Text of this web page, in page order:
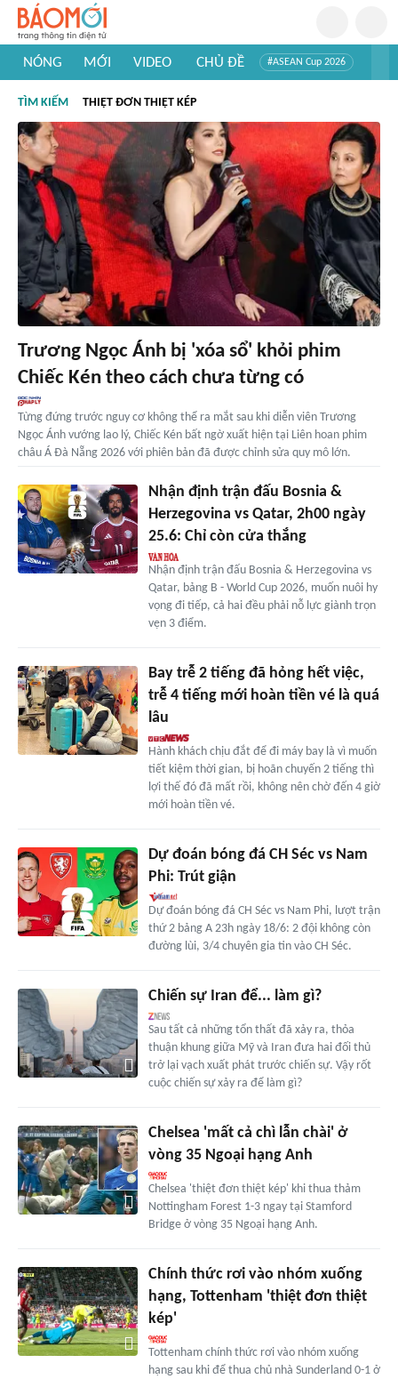
NÓNG MỚI VIDEO CHỦ ĐỀ #ASEAN Cup 2026
#Khám phá thế giới
TÌM KIẾM THIỆT ĐƠN THIỆT KÉP
Trương Ngọc Ánh bị 'xóa sổ' khỏi phim
Chiếc Kén theo cách chưa từng có
Từng đứng trước nguy cơ không thể ra mắt sau khi diễn viên Trương
Ngọc Ánh vướng lao lý, Chiếc Kén bất ngờ xuất hiện tại Liên hoan phim
châu Á Đà Nẵng 2026 với phiên bản đã được chỉnh sửa quy mô lớn.
Nhận định trận đấu Bosnia &
Herzegovina vs Qatar, 2h00 ngày
25.6: Chỉ còn cửa thắng
Nhận định trận đấu Bosnia & Herzegovina vs
Qatar, bảng B - World Cup 2026, muốn nuôi hy
vọng đi tiếp, cả hai đều phải nỗ lực giành trọn
vẹn 3 điểm.
Bay trễ 2 tiếng đã hỏng hết việc,
trễ 4 tiếng mới hoàn tiền vé là quá
lâu
Hành khách chịu đắt để đi máy bay là vì muốn
tiết kiệm thời gian, bị hoãn chuyến 2 tiếng thì
lợi thế đó đã mất rồi, không nên chờ đến 4 giờ
mới hoàn tiền vé.
Dự đoán bóng đá CH Séc vs Nam
Phi: Trút giận
Dự đoán bóng đá CH Séc vs Nam Phi, lượt trận
thứ 2 bảng A 23h ngày 18/6: 2 đội không còn
đường lùi, 3/4 chuyên gia tin vào CH Séc.
Chiến sự Iran để... làm gì?
Sau tất cả những tổn thất đã xảy ra, thỏa
thuận khung giữa Mỹ và Iran đưa hai đối thủ
trở lại vạch xuất phát trước chiến sự. Vậy rốt
cuộc chiến sự xảy ra để làm gì?
Chelsea 'mất cả chì lẫn chài' ở
vòng 35 Ngoại hạng Anh
Chelsea 'thiệt đơn thiệt kép' khi thua thảm
Nottingham Forest 1-3 ngay tại Stamford
Bridge ở vòng 35 Ngoại hạng Anh.
Chính thức rơi vào nhóm xuống
hạng, Tottenham 'thiệt đơn thiệt
kép'
Tottenham chính thức rơi vào nhóm xuống
hạng sau khi để thua chủ nhà Sunderland 0-1 ở